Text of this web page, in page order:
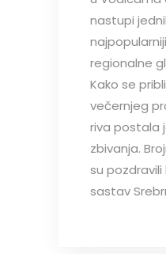
nastupi
regionalne
Kako se
večernjeg
riva postala
zbivanja.
su
sastav